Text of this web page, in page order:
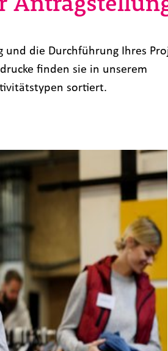
die Durchführung Ihres
finden sie in unserem
sortiert.